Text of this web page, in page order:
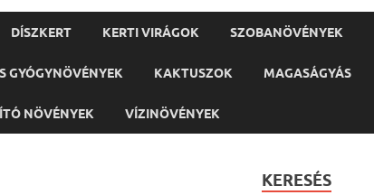
DÍSZKERT KERTI VIRÁGOK SZOBANÖVÉNYEK
GYÓGYNÖVÉNYEK KAKTUSZOK MAGASÁGYÁS
NÖVÉNYEK VÍZINÖVÉNYEK
KERESÉS